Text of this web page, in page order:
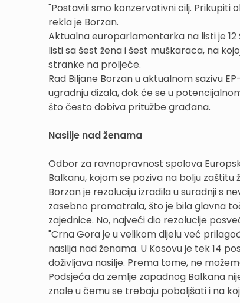
"Postavili smo konzervativni cilj. Prikupiti
rekla je Borzan.
Aktualna europarlamentarka na listi je
listi sa šest žena i šest muškaraca, na
stranke na proljeće.
Rad Biljane Borzan u aktualnom sazivu
ugradnju dizala, dok će se u
što često dobiva pritužbe građana.
Nasilje nad ženama
Odbor za ravnopravnost spolova
Balkanu, kojom se poziva na bolju
Borzan je rezoluciju izradila u suradnji s
zasebno promatrala, što je bila glavna
zajednice. No, najveći dio rezolucije
"Crna Gora je u velikom dijelu već
nasilja nad ženama. U Kosovu je tek 14
doživljava nasilje. Prema tome, ne
Podsjeća da zemlje zapadnog Balkana
znale u čemu se trebaju poboljšati i na